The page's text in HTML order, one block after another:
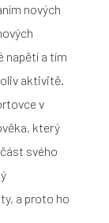
nových
napětí a tím
aktivitě.
v
který
svého
a proto ho